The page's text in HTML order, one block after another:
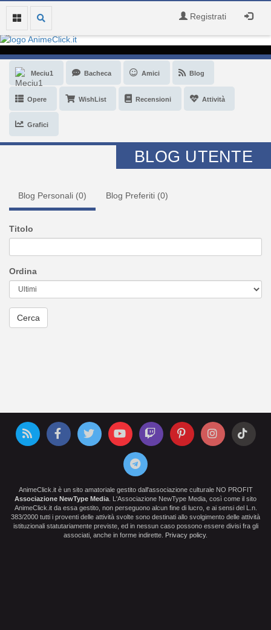
Registrati
Meciu1 Bacheca Amici Blog
Opere WishList Recensioni Attività
Grafici
BLOG UTENTE
Blog Personali (0) Blog Preferiti (0)
Titolo
Ordina
AnimeClick.it è un sito amatoriale gestito dall'associazione culturale NO PROFIT
Associazione NewType Media . L'Associazione NewType Media, così come il sito
AnimeClick.it da essa gestito, non perseguono alcun fine di lucro, e ai sensi del L.n.
383/2000 tutti i proventi delle attività svolte sono destinati allo svolgimento delle attività
istituzionali statutariamente previste, ed in nessun caso possono essere divisi fra gli
associati, anche in forme indirette.
Privacy policy.